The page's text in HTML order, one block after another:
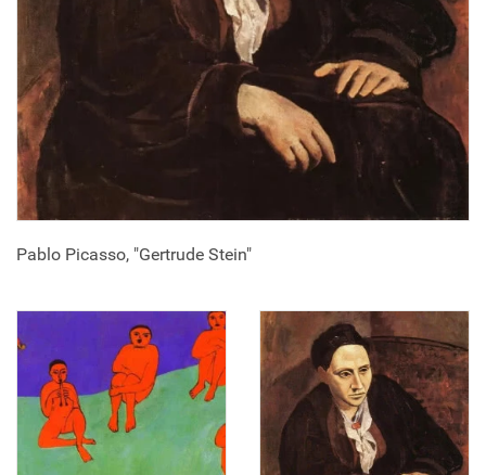
Pablo Picasso, "Gertrude Stein"